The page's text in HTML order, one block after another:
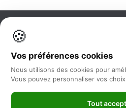
Information
Nos services
🍪
Vos préférences cookies
Nous utilisons des cookies pour
Vous pouvez personnaliser vos
Tout